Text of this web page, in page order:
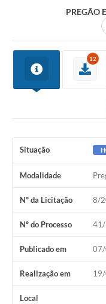
PREGÃO
12
Situação
Modalidade
Nº da Licitação 8/
Nº do Processo
Publicado em
Realização em
Local